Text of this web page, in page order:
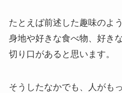
たとえば前述した趣味のよ
身地や好きな食べ物、好き
切り口があると思います。
そうしたなかでも、人がも